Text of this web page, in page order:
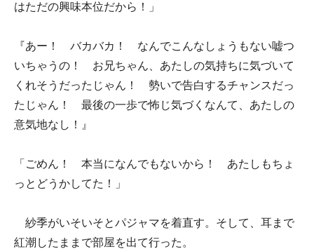
はただの興味本位だから！」
『あー！ バカバカ！ なんでこんなしょうもない嘘つ
いちゃうの！ お兄ちゃん、あたしの気持ちに気づいて
くれそうだったじゃん！ 勢いで告白するチャンスだっ
たじゃん！ 最後の一歩で怖じ気づくなんて、あたしの
意気地なし！』
「ごめん！ 本当になんでもないから！ あたしもちょ
っとどうかしてた！」
紗季がいそいそとパジャマを着直す。そして、耳まで
紅潮したままで部屋を出て行った。